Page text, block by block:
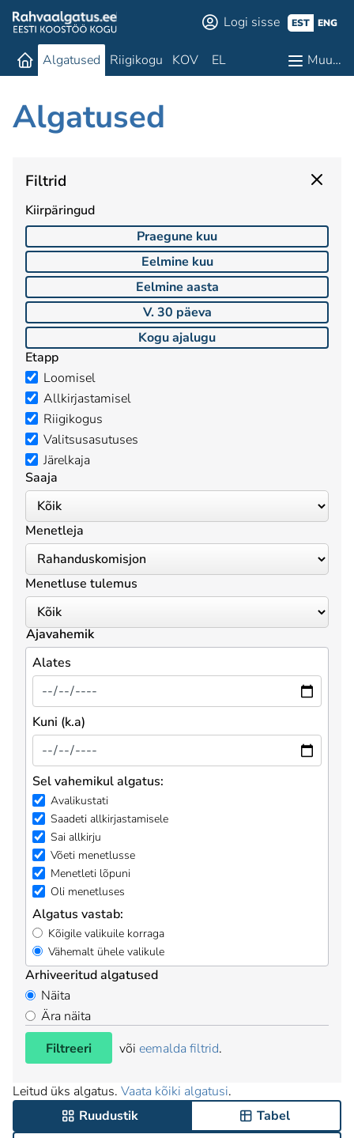
Logi sisse EST ENG
Algatused Riigikogu KOV EL Muu…
Algatused
Filtrid
Kiirpäringud
Praegune kuu
Eelmine kuu
Eelmine aasta
V. 30 päeva
Kogu ajalugu
Etapp
Loomisel
Allkirjastamisel
Riigikogus
Valitsusasutuses
Järelkaja
Saaja
Menetleja
Menetluse tulemus
Ajavahemik
Alates
Kuni (k.a)
Sel vahemikul algatus:
Avalikustati
Saadeti allkirjastamisele
Sai allkirju
Võeti menetlusse
Menetleti lõpuni
Oli menetluses
Algatus vastab:
Kõigile valikuile korraga
Vähemalt ühele valikule
Arhiveeritud algatused
Näita
Ära näita
Filtreeri
või eemalda filtrid.
Leitud üks algatus. Vaata kõiki algatusi.
Ruudustik
Tabel